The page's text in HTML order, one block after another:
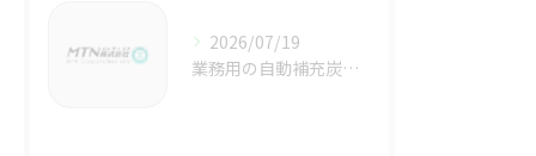
2026/07/19
業務用の自動補充炭酸水ユニットでコスト削減と高品質を両立する選び方ガイド